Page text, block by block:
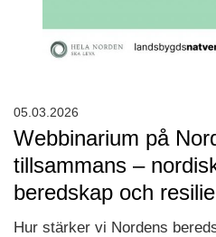
Webbinarium på
tillsammans –
beredskap och
Hur stärker vi Nordens
05.03.2026